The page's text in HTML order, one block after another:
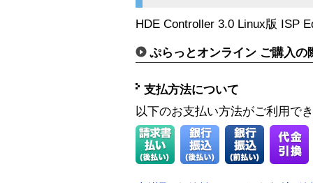
HDE Controller 3.0 Linux版 ISP
ぷらっとオンライン ご購入の
支払方法について
以下のお支払い方法がご利用で